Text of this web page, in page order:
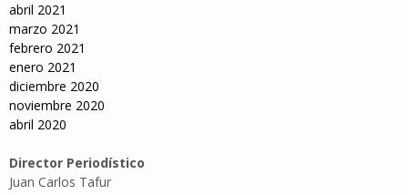
abril 2021
marzo 2021
febrero 2021
enero 2021
diciembre 2020
noviembre 2020
abril 2020
Director Periodístico
Juan Carlos Tafur